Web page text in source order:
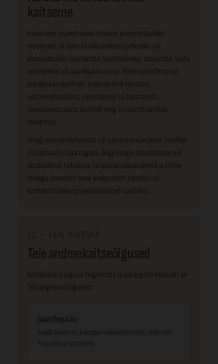
kaitseme
Kasutame asjakohaseid tehnilisi ja korralduslikke
meetmeid, et kaitsta isikuandmeid juhusliku või
ebaseadusliku hävitamise, kaotsimineku, muutmise, loata
avaldamise või juurdepääsu eest. Meetmed hõlmavad
juurdepääsukontrolli, krüpteeritud edastust,
süsteemihooldust, varundamist ja taastamist,
teenuseosutajate kontrolli ning turvaintsidentide
menetlusi.
Ühegi internetiedastuse või salvestussüsteemi täielikku
turvalisust ei saa tagada. Ärge lisage sõnumitesse või
üleslaaditud failidesse tarbetuid isikuandmeid ja võtke
meiega ühendust enne erakordselt tundliku või
konfidentsiaalse projektimaterjali saatmist.
11 — TEIE ÕIGUSED
Teie andmekaitseõigused
Kohaldatava õiguse tingimuste ja piirangute kohaselt on
Teil järgmised õigused:
Juurdepääs
Saada kinnitus ja koopia isikuandmetest, mida me
Teie kohta töötleme.